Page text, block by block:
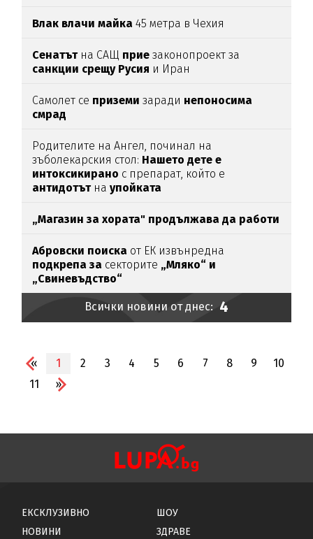
Влак влачи майка 45 метра в Чехия
Сенатътна САЩ прие законопроект за
санкции срещу Русия и Иран
Самолет се приземи заради непоносима
смрад
Родителите на Ангел, починал на
зъболекарския стол: Нашето дете е
интоксикирано с препарат, който е
антидотътнаупойката
„Магазин за хората" продължава да работи
Абровски поиска от ЕК извънредна
подкрепа за секторите „Мляко“ и
„Свиневъдство“
Всички новини от днес: 4
« 1 2 3 4 5 6 7 8 9
10
11
»
ЕКСКЛУЗИВНО
НОВИНИ
ШОУ
ЗДРАВЕ